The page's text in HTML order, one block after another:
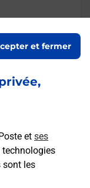
et ses
sont les
et fermer